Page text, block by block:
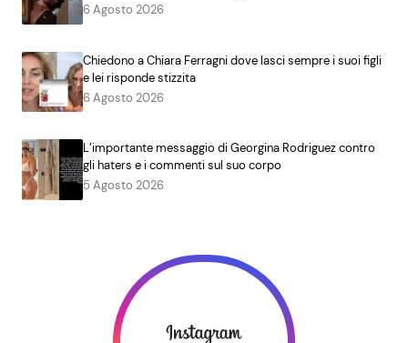
6 Agosto 2026
Chiedono a Chiara Ferragni dove lasci sempre i suoi figli
e lei risponde stizzita
6 Agosto 2026
L’importante messaggio di Georgina Rodriguez contro
gli haters e i commenti sul suo corpo
5 Agosto 2026